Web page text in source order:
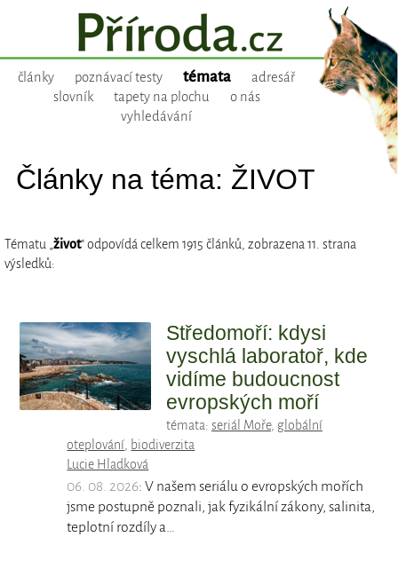
články poznávací testy témata
adresář
slovník
tapety na plochu
o nás
vyhledávání
Články na téma: ŽIVOT
Tématu „život“ odpovídá celkem 1915 článků, zobrazena 11. strana
výsledků:
Středomoří: kdysi
vyschlá laboratoř, kde
vidíme budoucnost
evropských moří
témata: seriál Moře, globální
oteplování, biodiverzita
Lucie Hladková
06. 08. 2026: V našem seriálu o evropských mořích
jsme postupně poznali, jak fyzikální zákony, salinita,
teplotní rozdíly a…